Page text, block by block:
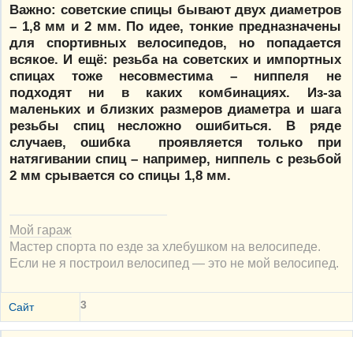
Важно: советские спицы бывают двух диаметров
– 1,8 мм и 2 мм. По идее, тонкие предназначены
для спортивных велосипедов, но попадается
всякое. И ещё: резьба на советских и импортных
спицах тоже несовместима – ниппеля не
подходят ни в каких комбинациях. Из-за
маленьких и близких размеров диаметра и шага
резьбы спиц несложно ошибиться. В ряде
случаев, ошибка проявляется только при
натягивании спиц – например, ниппель с резьбой
2 мм срывается со спицы 1,8 мм.
Мой гараж
Мастер спорта по езде за хлебушком на велосипеде.
Если не я построил велосипед — это не мой велосипед.
Сайт 3